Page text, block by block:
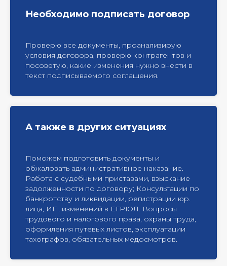
Необходимо подписать договор
Проверю все документы, проанализирую
условия договора, проверю контрагентов и
посоветую, какие изменения нужно внести в
текст подписываемого соглашения.
А также в других ситуациях
Поможем подготовить документы и
обжаловать административное наказание.
Работа с судебными приставами, взыскание
задолженности по договору; Консультации по
банкротству и ликвидации, регистрации юр.
лица, ИП, изменений в ЕГРЮЛ. Вопросы
трудового и налогового права, охраны труда,
оформления путевых листов, эксплуатации
тахографов, обязательных медосмотров.